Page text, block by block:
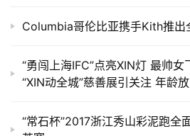
Columbia哥伦比亚携手Kith推出
“勇闯上海IFC”点亮XIN灯 最帅
“XIN动全城”慈善展引关注 年龄
“常石杯”2017浙江秀山彩泥跑全